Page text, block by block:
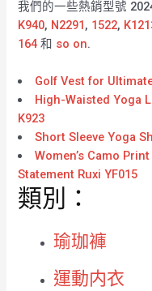
我們的一些熱銷型號
K940, N2291, 1522,
164 和 so on.
Golf Vest for
High-Waisted Yoga
K923
Short Sleeve Yoga
Women’s Camo
Statement Ruxi YF015
類別：
瑜珈褲
運動内衣